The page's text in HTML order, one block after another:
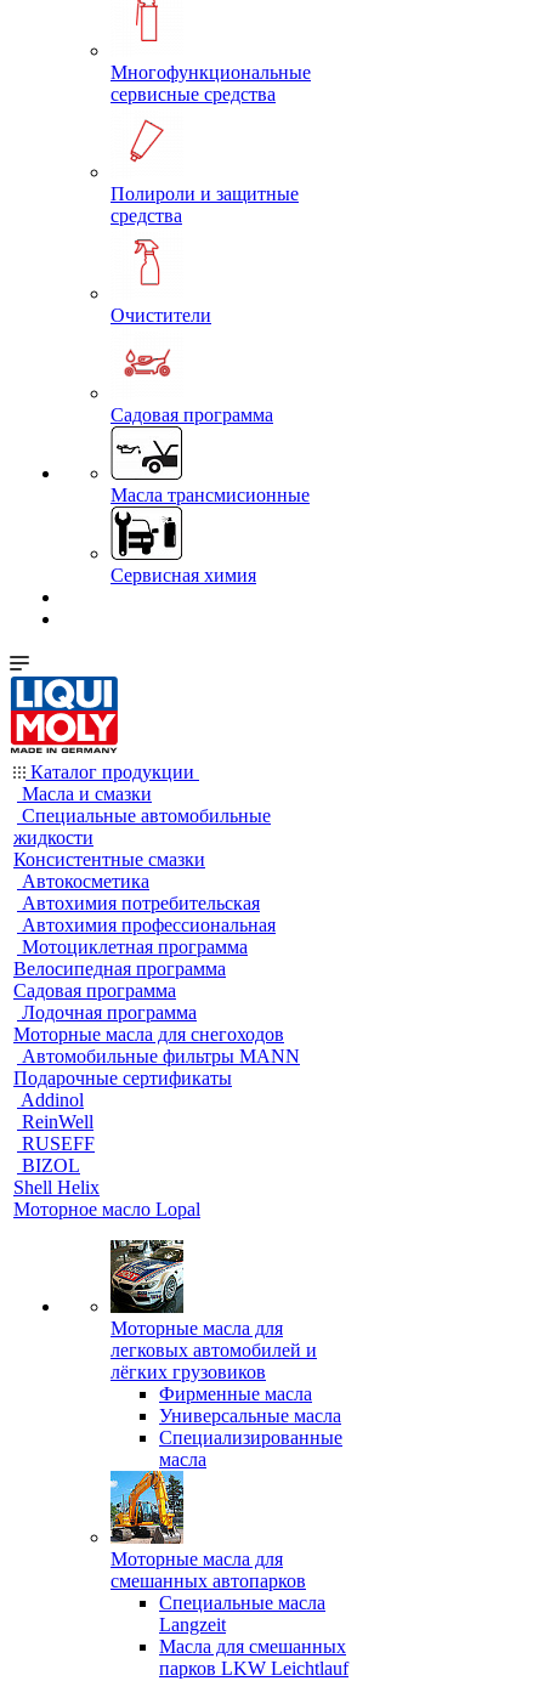
Многофункциональные
сервисные средства
Полироли и защитные
средства
Очистители
Садовая программа
Масла трансмисионные
Сервисная химия
Каталог продукции
Масла и смазки
Специальные автомобильные
жидкости
Консистентные смазки
Автокосметика
Автохимия потребительская
Автохимия профессиональная
Мотоциклетная программа
Велосипедная программа
Садовая программа
Лодочная программа
Моторные масла для снегоходов
Автомобильные фильтры MANN
Подарочные сертификаты
Addinol
ReinWell
RUSEFF
BIZOL
Shell Helix
Моторное масло Lopal
Моторные масла для
легковых автомобилей и
лёгких грузовиков
Фирменные масла
Универсальные масла
Специализированные
масла
Моторные масла для
смешанных автопарков
Специальные масла
Langzeit
Масла для смешанных
парков LKW Leichtlauf